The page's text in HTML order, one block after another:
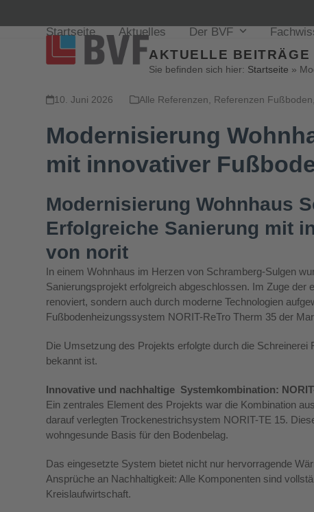
Startseite Aktuelles Der BVF
AKTUELLE BEITRÄGE
Sie befinden sich hier: Startseite »
10. Juni 2026 Alle Referenzen Referenzen Fußboden
Modernisierung
mit innovativer
Modernisierung Wohnhaus
Erfolgreiche Sanierung mit
von norit
In einem Wohnhaus im Herzen von Schramberg-Sulgen
Sanierungsprojekt erfolgreich abgeschlossen. Im Zuge
renoviert, sondern auch durch moderne Technologien
Fußbodenheizungssystem NORIT-ReTro Therm 35 der
Die Umsetzung des Projekts erfolgte durch die
bekannt ist.
Innovative und nachhaltige Systemkombination:
Ein zentrales Element des Projekts war die Kombination
darauf verlegten Trockenestrichsystem NORIT-TE 15.
wohngesunde Basis für den Bodenbelag.
Das eingesetzte System bietet nicht nur hervorragende
Ansprüche an Nachhaltigkeit: Alle Komponenten sind
Kreislaufwirtschaft.